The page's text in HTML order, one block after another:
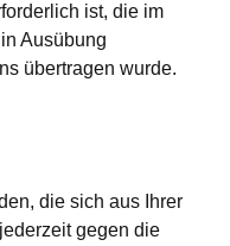
ist, die im
Ausübung
übertragen wurde.
die sich aus Ihrer
gegen die